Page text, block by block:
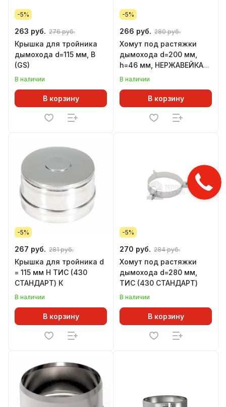
-5%
263 руб. 276 руб.
Крышка для тройника
дымохода d=115 мм, В
(GS)
В наличии
В корзину
-5%
266 руб. 280 руб.
Хомут под растяжки
дымохода d=200 мм,
h=46 мм, НЕРЖАВЕЙКА
(GS)
В наличии
В корзину
-5%
267 руб. 281 руб.
Крышка для тройника d
= 115 мм Н ТИС (430
СТАНДАРТ) К
В наличии
В корзину
-5%
270 руб. 284 руб.
Хомут под растяжки
дымохода d=280 мм,
ТИС (430 СТАНДАРТ)
В наличии
В корзину